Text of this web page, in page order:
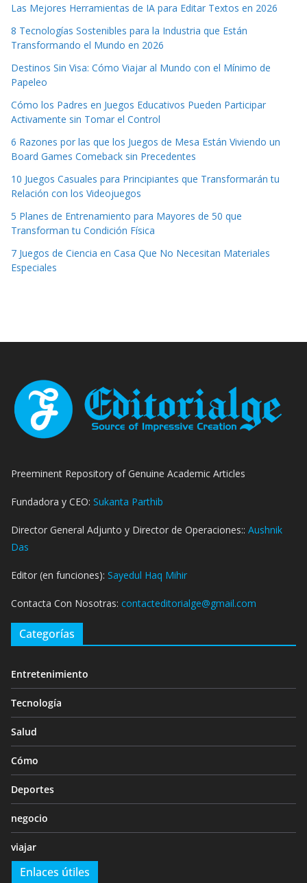
Las Mejores Herramientas de IA para Editar Textos en 2026
8 Tecnologías Sostenibles para la Industria que Están
Transformando el Mundo en 2026
Destinos Sin Visa: Cómo Viajar al Mundo con el Mínimo de
Papeleo
Cómo los Padres en Juegos Educativos Pueden Participar
Activamente sin Tomar el Control
6 Razones por las que los Juegos de Mesa Están Viviendo un
Board Games Comeback sin Precedentes
10 Juegos Casuales para Principiantes que Transformarán tu
Relación con los Videojuegos
5 Planes de Entrenamiento para Mayores de 50 que
Transforman tu Condición Física
7 Juegos de Ciencia en Casa Que No Necesitan Materiales
Especiales
Preeminent Repository of Genuine Academic Articles
Fundadora y CEO: Sukanta Parthib
Director General Adjunto y Director de Operaciones:: Aushnik
Das
Editor (en funciones): Sayedul Haq Mihir
Contacta Con Nosotras: contacteditorialge@gmail.com
Categorías
Entretenimiento
Tecnología
Salud
Cómo
Deportes
negocio
viajar
Enlaces útiles